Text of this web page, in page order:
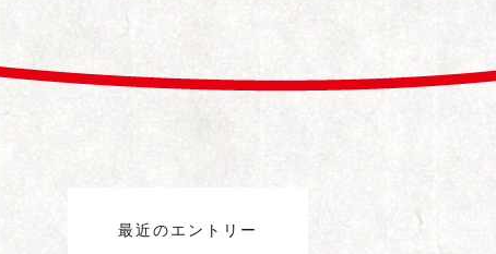
最近のエントリー